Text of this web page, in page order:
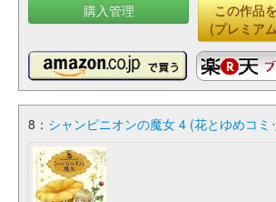
購入管理
この作品
(プレミア
8： シャンピニオンの魔女 4 (花とゆめコミ